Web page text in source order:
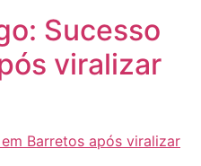
Sucesso
viralizar